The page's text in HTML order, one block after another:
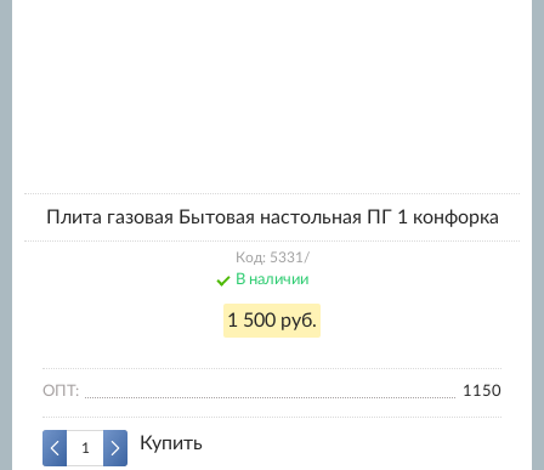
Плита газовая Бытовая настольная ПГ 1 конфорка
Код: 5331/
В наличии
1 500 руб.
ОПТ: 1150
Купить